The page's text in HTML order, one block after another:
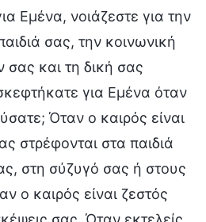
Εμένα, νοιάζεστε για την
σας, την κοινωνική
και τη δική σας
για Εμένα όταν
Όταν ο καιρός είναι
στρέφονται στα παιδιά
στη σύζυγό σας ή στους
ο καιρός είναι ζεστός